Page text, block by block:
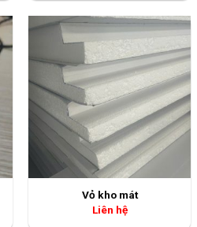
Vỏ kho mát
Liên hệ